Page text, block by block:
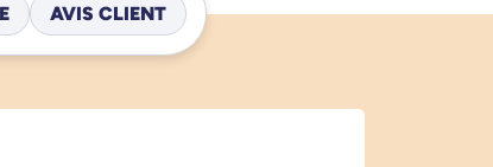
AVIS CLIENT